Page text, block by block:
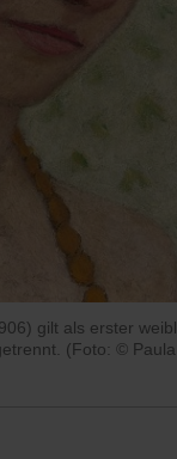
gilt als erster
(Foto: ©